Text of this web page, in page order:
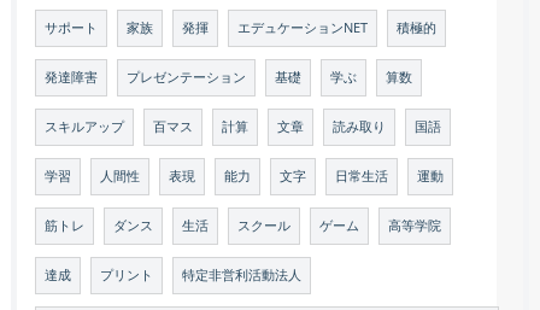
サポート 家族 発揮 エデュケーションNET 積極的
発達障害 プレゼンテーション 基礎 学ぶ 算数
スキルアップ 百マス 計算 文章 読み取り 国語
学習 人間性 表現 能力 文字 日常生活 運動
筋トレ ダンス 生活 スクール ゲーム 高等学院
達成 プリント 特定非営利活動法人